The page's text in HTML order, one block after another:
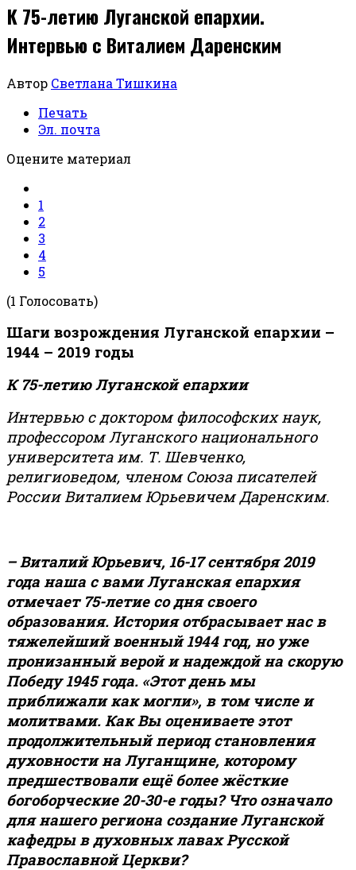
К 75-летию Луганской епархии.
Интервью с Виталием Даренским
Автор Светлана Тишкина
Печать
Эл. почта
Оцените материал
1
2
3
4
5
(1 Голосовать)
Шаги возрождения Луганской епархии –
1944 – 2019 годы
К 75-летию Луганской епархии
Интервью с доктором философских наук,
профессором Луганского национального
университета им. Т. Шевченко,
религиоведом, членом Союза писателей
России Виталием Юрьевичем Даренским.
– Виталий Юрьевич, 16-17 сентября 2019
года наша с вами Луганская епархия
отмечает 75-летие со дня своего
образования. История отбрасывает нас в
тяжелейший военный 1944 год, но уже
пронизанный верой и надеждой на скорую
Победу 1945 года. «Этот день мы
приближали как могли», в том числе и
молитвами. Как Вы оцениваете этот
продолжительный период становления
духовности на Луганщине, которому
предшествовали ещё более жёсткие
богоборческие 20-30-е годы? Что означало
для нашего региона создание Луганской
кафедры в духовных лавах Русской
Православной Церкви?